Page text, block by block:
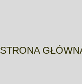
STRONA